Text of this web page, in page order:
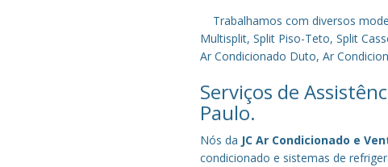
Trabalhamos com diversos
Multisplit, Split Piso-Teto, Split
Ar Condicionado Duto, Ar
Serviços de
Paulo.
Nós da JC Ar Condicionado e
condicionado e sistemas de